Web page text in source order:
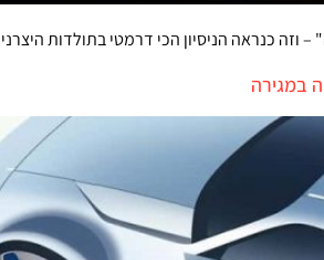
וזה כנראה הניסיון הכי דרמטי בתולדות
במגירה